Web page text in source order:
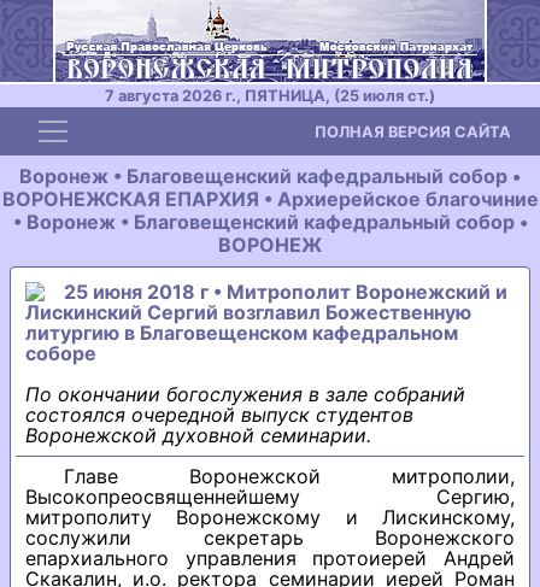
7 августа 2026 г., ПЯТНИЦА, (25 июля ст.)
Toggle navigation ПОЛНАЯ ВЕРСИЯ САЙТА
Воронеж • Благовещенский кафедральный собор •
ВОРОНЕЖСКАЯ ЕПАРХИЯ • Архиерейское благочиние
• Воронеж • Благовещенский кафедральный собор •
ВОРОНЕЖ
25 июня 2018 г • Митрополит Воронежский и
Лискинский Сергий возглавил Божественную
литургию в Благовещенском кафедральном
соборе
По окончании богослужения в зале собраний
состоялся очередной выпуск студентов
Воронежской духовной семинарии.
Главе Воронежской митрополии,
Высокопреосвященнейшему Сергию,
митрополиту Воронежскому и Лискинскому,
сослужили секретарь Воронежского
епархиального управления протоиерей Андрей
Скакалин, и.о. ректора семинарии иерей Роман